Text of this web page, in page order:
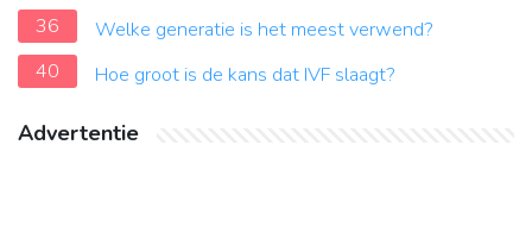
36
Welke generatie is het meest verwend?
40
Hoe groot is de kans dat IVF slaagt?
Advertentie